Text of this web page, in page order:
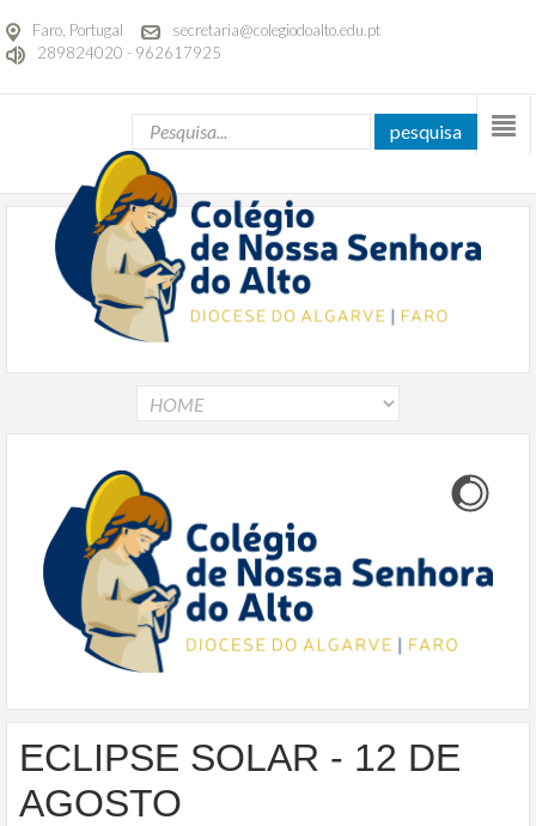
Faro, Portugal
secretaria@colegiodoalto.edu.pt
289824020 - 962617925
pesquisa
ECLIPSE SOLAR - 12 DE
AGOSTO